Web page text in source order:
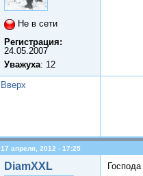
Не в сети
Регистрация:
24.05.2007
Уважуха: 12
Вверх
17 апреля, 2012 - 17:25
DiamXXL